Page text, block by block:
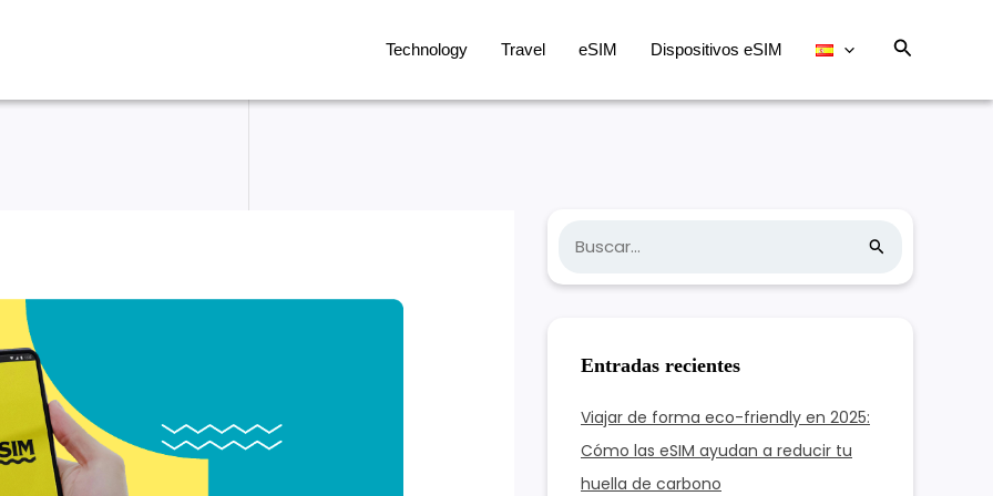
Technology Travel eSIM Dispositivos eSIM Buscar
u
Entradas recientes
Viajar de forma eco-friendly en 2025:
Cómo las eSIM ayudan a reducir tu
huella de carbono